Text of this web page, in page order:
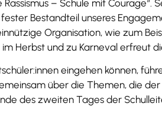
– Schule mit
Bestandteil unseres
Organisation, wie zum
Herbst und zu Karneval erfreut
eingehen können,
über die Themen, die
des zweiten Tages der